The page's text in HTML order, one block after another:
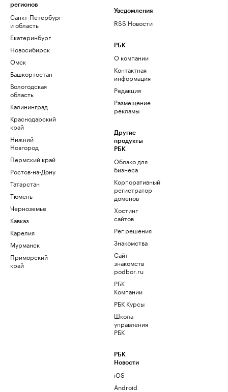
регионов
Санкт-Петербург
и область
Екатеринбург
Новосибирск
Омск
Башкортостан
Вологодская
область
Калининград
Краснодарский
край
Нижний
Новгород
Пермский край
Ростов-на-Дону
Татарстан
Тюмень
Черноземье
Кавказ
Карелия
Мурманск
Приморский
край
Уведомления
RSS Новости
РБК
О компании
Контактная
информация
Редакция
Размещение
рекламы
Другие
продукты
РБК
Облако для
бизнеса
Корпоративный
регистратор
доменов
Хостинг
сайтов
Рег.решения
Знакомства
Сайт
знакомств
podbor.ru
РБК
Компании
РБК Курсы
Школа
управления
РБК
РБК
Новости
iOS
Android